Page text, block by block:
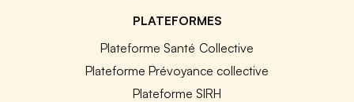
PLATEFORMES
Plateforme Santé Collective
Plateforme Prévoyance collective
Plateforme SIRH